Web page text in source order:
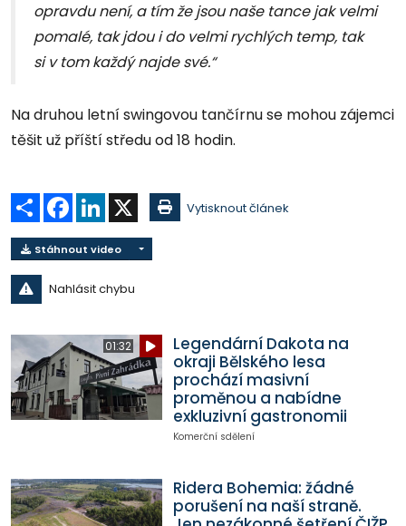
opravdu není, a tím že jsou naše tance jak velmi
pomalé, tak jdou i do velmi rychlých temp, tak
si v tom každý najde své.“
Na druhou letní swingovou tančírnu se mohou zájemci
těšit už příští středu od 18 hodin.
Sdílet Facebook
LinkedIn Vytisknout článek
Stáhnout video
Nahlásit chybu
01:32
Legendární Dakota na
okraji Bělského lesa
prochází masivní
proměnou a nabídne
exkluzivní gastronomii
Komerční sdělení
Ridera Bohemia: žádné
porušení na naší straně.